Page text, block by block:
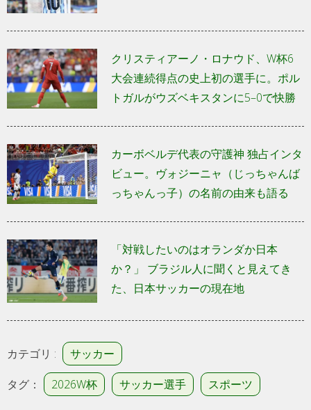
クリスティアーノ・ロナウド、W杯6
大会連続得点の史上初の選手に。ポル
トガルがウズベキスタンに5–0で快勝
カーボベルデ代表の守護神 独占インタ
ビュー。ヴォジーニャ（じっちゃんば
っちゃんっ子）の名前の由来も語る
「対戦したいのはオランダか日本
か？」 ブラジル人に聞くと見えてき
た、日本サッカーの現在地
カテゴリ :
サッカー
タグ：
2026W杯 サッカー選手 スポーツ